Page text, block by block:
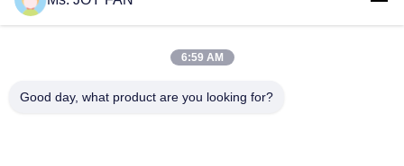
D300 ((1.5-2.0) सीरीज, 300 m3/min प्रवाह, 20°C टेम्प. , बहु-चरण
केन्द्रापसारक ब्लोअर
डी 250 सीरीज 250 m3/min इनलेट फ्लो कूपिंग ट्रांसमिशन बहु-चरण पर्यावरण
6:59 AM
Good day, what product are you looking for?